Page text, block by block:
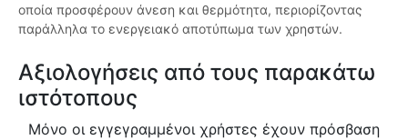
οποία προσφέρουν άνεση και θερμότητα, περιορίζοντας
παράλληλα το ενεργειακό αποτύπωμα των χρηστών.
Αξιολογήσεις από τους παρακάτω
ιστότοπους
Μόνο οι εγγεγραμμένοι χρήστες έχουν πρόσβαση